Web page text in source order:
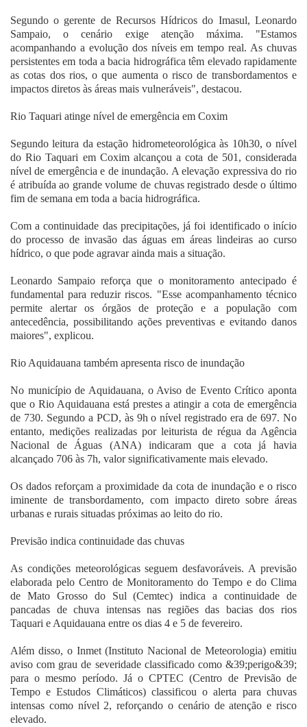
Segundo o gerente de Recursos Hídricos do Imasul, Leonardo
Sampaio, o cenário exige atenção máxima. "Estamos
acompanhando a evolução dos níveis em tempo real. As chuvas
persistentes em toda a bacia hidrográfica têm elevado rapidamente
as cotas dos rios, o que aumenta o risco de transbordamentos e
impactos diretos às áreas mais vulneráveis", destacou.
Rio Taquari atinge nível de emergência em Coxim
Segundo leitura da estação hidrometeorológica às 10h30, o nível
do Rio Taquari em Coxim alcançou a cota de 501, considerada
nível de emergência e de inundação. A elevação expressiva do rio
é atribuída ao grande volume de chuvas registrado desde o último
fim de semana em toda a bacia hidrográfica.
Com a continuidade das precipitações, já foi identificado o início
do processo de invasão das águas em áreas lindeiras ao curso
hídrico, o que pode agravar ainda mais a situação.
Leonardo Sampaio reforça que o monitoramento antecipado é
fundamental para reduzir riscos. "Esse acompanhamento técnico
permite alertar os órgãos de proteção e a população com
antecedência, possibilitando ações preventivas e evitando danos
maiores", explicou.
Rio Aquidauana também apresenta risco de inundação
No município de Aquidauana, o Aviso de Evento Crítico aponta
que o Rio Aquidauana está prestes a atingir a cota de emergência
de 730. Segundo a PCD, às 9h o nível registrado era de 697. No
entanto, medições realizadas por leiturista de régua da Agência
Nacional de Águas (ANA) indicaram que a cota já havia
alcançado 706 às 7h, valor significativamente mais elevado.
Os dados reforçam a proximidade da cota de inundação e o risco
iminente de transbordamento, com impacto direto sobre áreas
urbanas e rurais situadas próximas ao leito do rio.
Previsão indica continuidade das chuvas
As condições meteorológicas seguem desfavoráveis. A previsão
elaborada pelo Centro de Monitoramento do Tempo e do Clima
de Mato Grosso do Sul (Cemtec) indica a continuidade de
pancadas de chuva intensas nas regiões das bacias dos rios
Taquari e Aquidauana entre os dias 4 e 5 de fevereiro.
Além disso, o Inmet (Instituto Nacional de Meteorologia) emitiu
aviso com grau de severidade classificado como &39;perigo&39;
para o mesmo período. Já o CPTEC (Centro de Previsão de
Tempo e Estudos Climáticos) classificou o alerta para chuvas
intensas como nível 2, reforçando o cenário de atenção e risco
elevado.